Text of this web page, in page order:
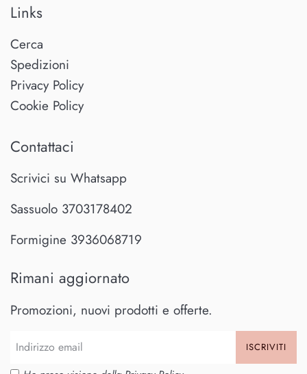
Links
Cerca
Spedizioni
Privacy Policy
Cookie Policy
Contattaci
Scrivici su Whatsapp
Sassuolo 3703178402
Formigine 3936068719
Rimani aggiornato
Promozioni, nuovi prodotti e offerte.
ISCRIVITI